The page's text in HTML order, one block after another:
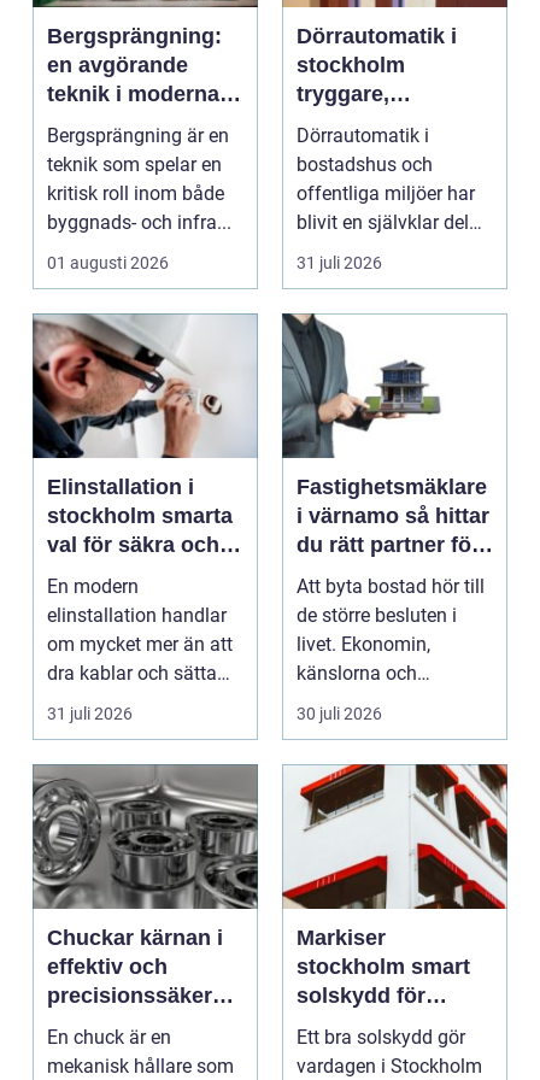
Bergsprängning:
en avgörande
teknik i moderna
byggprojekt
Bergsprängning är en
teknik som spelar en
kritisk roll inom både
byggnads- och infra...
01 augusti 2026
Dörrautomatik i
stockholm
tryggare,
smidigare och mer
tillgängliga entréer
Dörrautomatik i
bostadshus och
offentliga miljöer har
blivit en självklar del
av en modern
fastighet...
31 juli 2026
Elinstallation i
stockholm smarta
val för säkra och
energieffektiva
fastigheter
En modern
elinstallation handlar
om mycket mer än att
dra kablar och sätta
upp uttag. I
Stockholms s...
31 juli 2026
Fastighetsmäklare
i värnamo så hittar
du rätt partner för
din bostadsaffär
Att byta bostad hör till
de större besluten i
livet. Ekonomin,
känslorna och
vardagen vävs ihop i
en...
30 juli 2026
Chuckar kärnan i
effektiv och
precisionssäker
uppspänning
En chuck är en
mekanisk hållare som
Markiser
stockholm smart
solskydd för
stadsliv och
uteplatser
Ett bra solskydd gör
vardagen i Stockholm